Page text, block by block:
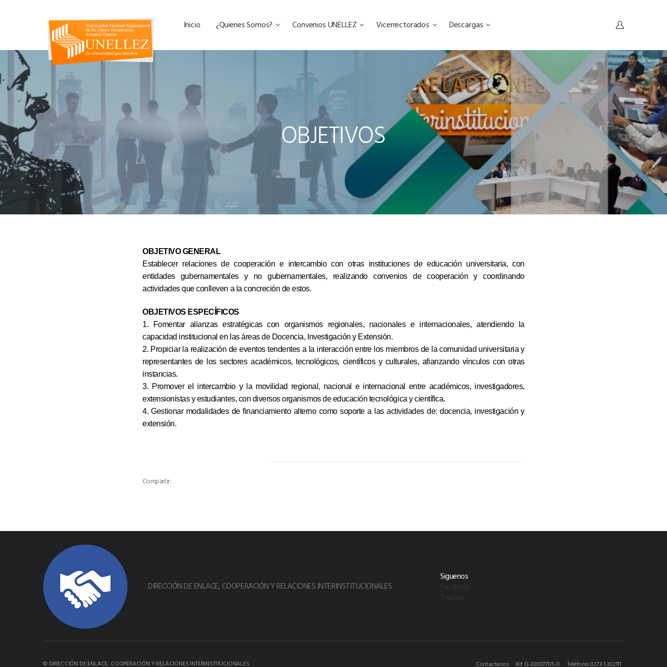
Inicio ¿Quienes Somos? Convenios UNELLEZ Vicerrectorados Descargas
OBJETIVOS
OBJETIVO GENERAL
Establecer relaciones de cooperación e intercambio con otras instituciones de educación universitaria, con
entidades gubernamentales y no gubernamentales, realizando convenios de cooperación y coordinando
actividades que conlleven a la concreción de estos.
OBJETIVOS ESPECÍFICOS
1. Fomentar alianzas estratégicas con organismos regionales, nacionales e internacionales, atendiendo la
capacidad institucional en las áreas de Docencia, Investigación y Extensión.
2. Propiciar la realización de eventos tendentes a la interacción entre los miembros de la comunidad universitaria y
representantes de los sectores académicos, tecnológicos, científicos y culturales, afianzando vínculos con otras
instancias.
3. Promover el intercambio y la movilidad regional, nacional e internacional entre académicos, investigadores,
extensionistas y estudiantes, con diversos organismos de educación tecnológica y científica.
4. Gestionar modalidades de financiamiento alterno como soporte a las actividades de: docencia, investigación y
extensión.
Compartir:
DIRECCIÓN DE ENLACE, COOPERACIÓN Y RELACIONES INTERINSTITUCIONALES
Siguenos
© DIRECCIÓN DE ENLACE, COOPERACIÓN Y RELACIONES INTERINSTITUCIONALES Contactanos Rif G-20007705-0. Teléfono 0273-5302111